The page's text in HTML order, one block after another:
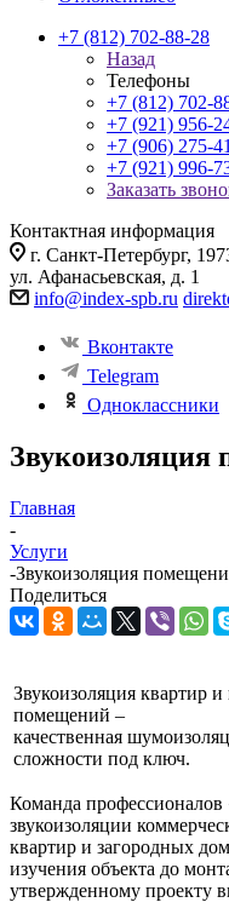
+7 (812) 702-88-28
Назад
Телефоны
+7 (812) 702-
+7 (921) 956-
+7 (906) 275-
+7 (921) 996-
Заказать
Контактная информация
г. Санкт-Петербург,
ул. Афанасьевская, д. 1
info@index-spb.ru
Вконтакте
Telegram
Одноклассники
Звукоизоляция
Главная
-
Услуги
-Звукоизоляция
Поделиться
Звукоизоляция квартир
помещений –
качественная
сложности под ключ.
Команда
звукоизоляции
квартир и загородных
изучения объекта до
утвержденному проекту